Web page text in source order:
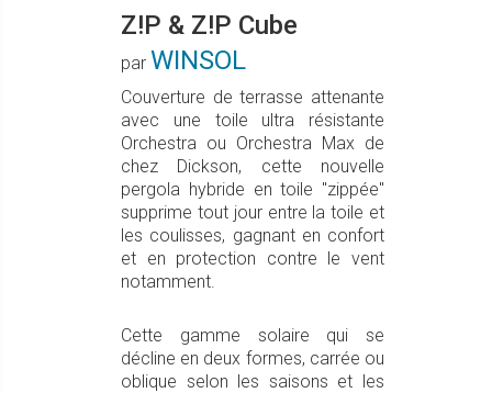
Z!P & Z!P Cube
par WINSOL
Couverture de terrasse attenante
avec une toile ultra résistante
Orchestra ou Orchestra Max de
chez Dickson, cette nouvelle
pergola hybride en toile "zippée"
supprime tout jour entre la toile et
les coulisses, gagnant en confort
et en protection contre le vent
notamment.
Cette gamme solaire qui se
décline en deux formes, carrée ou
oblique selon les saisons et les